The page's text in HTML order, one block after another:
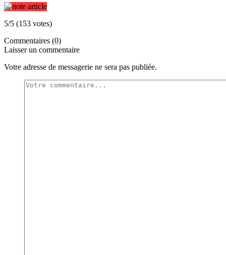
5/5 (153 votes)
Commentaires (0)
Laisser un commentaire
Votre adresse de messagerie ne sera pas publiée.